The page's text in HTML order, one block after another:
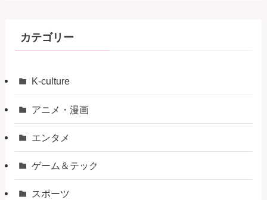
カテゴリー
K-culture
アニメ・漫画
エンタメ
ゲーム＆テック
スポーツ